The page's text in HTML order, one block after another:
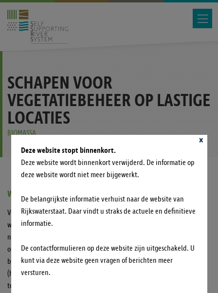
SCHAPEN VOOR
VEGETATIEBEHEER OP LASTIGE
LOCATIES
BIOMASSA
WAT IS HET IDEE?
Vegetatiebeheer op oevers en kribben is noodzakelijk voor de
waterveiligheid en om scheepvaart in goede banen te leiden. Met
name onderhoud van de kribben en moeilijk begaanbare stukken
oever is relatief duur en risicovol voor de werkers. Schapen zijn
behendige klimmers en worden wereldwijd ingezet om vegetatie te
(helpen) beheren. Door deze dieren in te zetten om de vegetatie kort
te houden kan het vegetatiebeheer op deze plekken wellicht
Deze website stopt binnenkort.
Deze website wordt binnenkort verwijderd. De informatie op
deze website wordt niet meer bijgewerkt.
De belangrijkste informatie verhuist naar de website van
Rijkswaterstaat. Daar vindt u straks de actuele en definitieve
informatie.
De contactformulieren op deze website zijn uitgeschakeld. U
kunt via deze website geen vragen of berichten meer
versturen.
×